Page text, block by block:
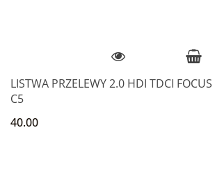
LISTWA PRZELEWY 2.0 HDI TDCI
C5
40.00